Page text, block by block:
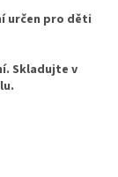
určen pro děti
Skladujte v